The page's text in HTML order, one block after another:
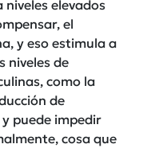
elevados
el
y eso estimula a
niveles de
como la
de
puede impedir
cosa que